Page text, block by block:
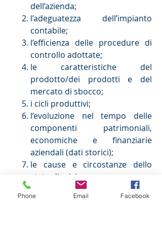
dell’azienda;
l’adeguatezza dell’impianto
contabile;
l’efficienza delle procedure di
controllo adottate;
le caratteristiche del
prodotto/dei prodotti e del
mercato di sbocco;
i cicli produttivi;
l’evoluzione nel tempo delle
componenti patrimoniali,
economiche e finanziarie
aziendali (dati storici);
le cause e circostanze dello
stato di crisi.
Solo l’analisi propedeutica e
minuziosa dell’azienda consente
Phone Email Facebook